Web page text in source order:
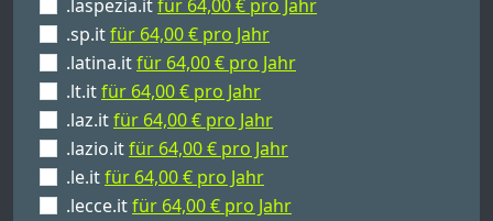
.laspezia.itfür 64,00 € pro Jahr
.sp.itfür 64,00 € pro Jahr
.latina.itfür 64,00 € pro Jahr
.lt.itfür 64,00 € pro Jahr
.laz.itfür 64,00 € pro Jahr
.lazio.itfür 64,00 € pro Jahr
.le.itfür 64,00 € pro Jahr
.lecce.itfür 64,00 € pro Jahr